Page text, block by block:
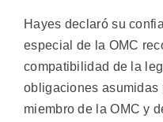
Hayes declaró su
especial de la OMC
compatibilidad de la
obligaciones asumidas
miembro de la OMC y